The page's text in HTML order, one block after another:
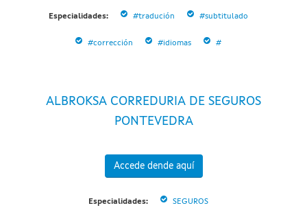
Especialidades: #tradución #subtitulado
#corrección #idiomas #
ALBROKSA CORREDURIA DE SEGUROS
PONTEVEDRA
Accede dende aquí
Especialidades: SEGUROS